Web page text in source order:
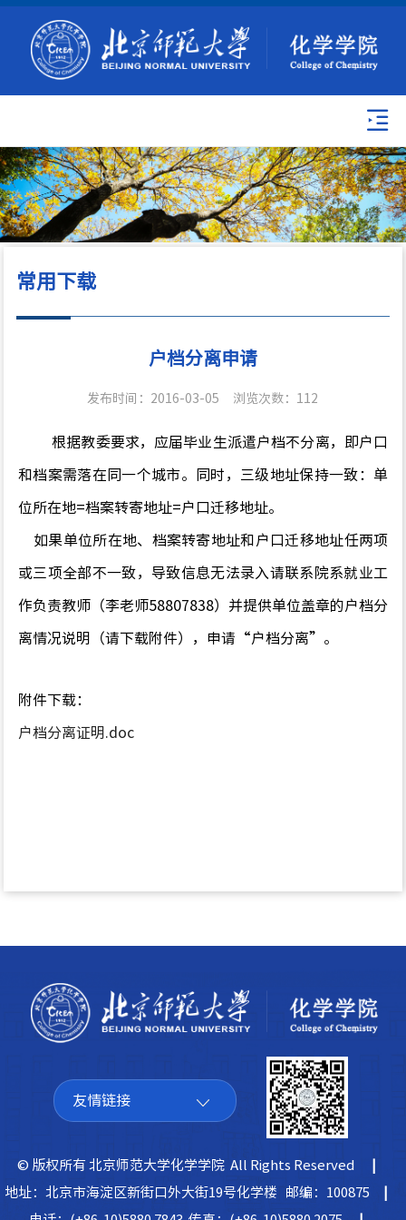
常用下载
户档分离申请
发布时间：2016-03-05 浏览次数： 112
根据教委要求，应届毕业生派遣户档不分离，即户口
和档案需落在同一个城市。同时，三级地址保持一致：单
位所在地=档案转寄地址=户口迁移地址。
如果单位所在地、档案转寄地址和户口迁移地址任两项
或三项全部不一致，导致信息无法录入请联系院系就业工
作负责教师（李老师58807838）并提供单位盖章的户档分
离情况说明（请下载附件），申请“户档分离”。
附件下载：
户档分离证明.doc
友情链接
© 版权所有 北京师范大学化学学院 All Rights Reserved
地址：北京市海淀区新街口外大街19号化学楼 邮编：100875